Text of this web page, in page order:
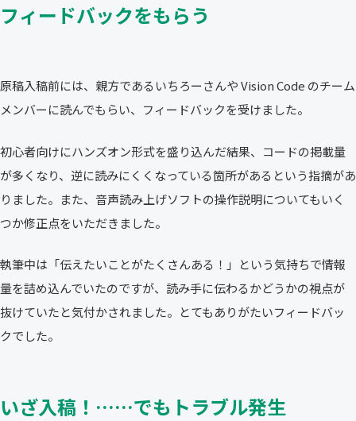
フィードバックをもらう
原稿入稿前には、親方であるいちろーさんや Vision Code のチーム
メンバーに読んでもらい、フィードバックを受けました。
初心者向けにハンズオン形式を盛り込んだ結果、コードの掲載量
が多くなり、逆に読みにくくなっている箇所があるという指摘があ
りました。また、音声読み上げソフトの操作説明についてもいく
つか修正点をいただきました。
執筆中は「伝えたいことがたくさんある！」という気持ちで情報
量を詰め込んでいたのですが、読み手に伝わるかどうかの視点が
抜けていたと気付かされました。とてもありがたいフィードバッ
クでした。
いざ入稿！……でもトラブル発生